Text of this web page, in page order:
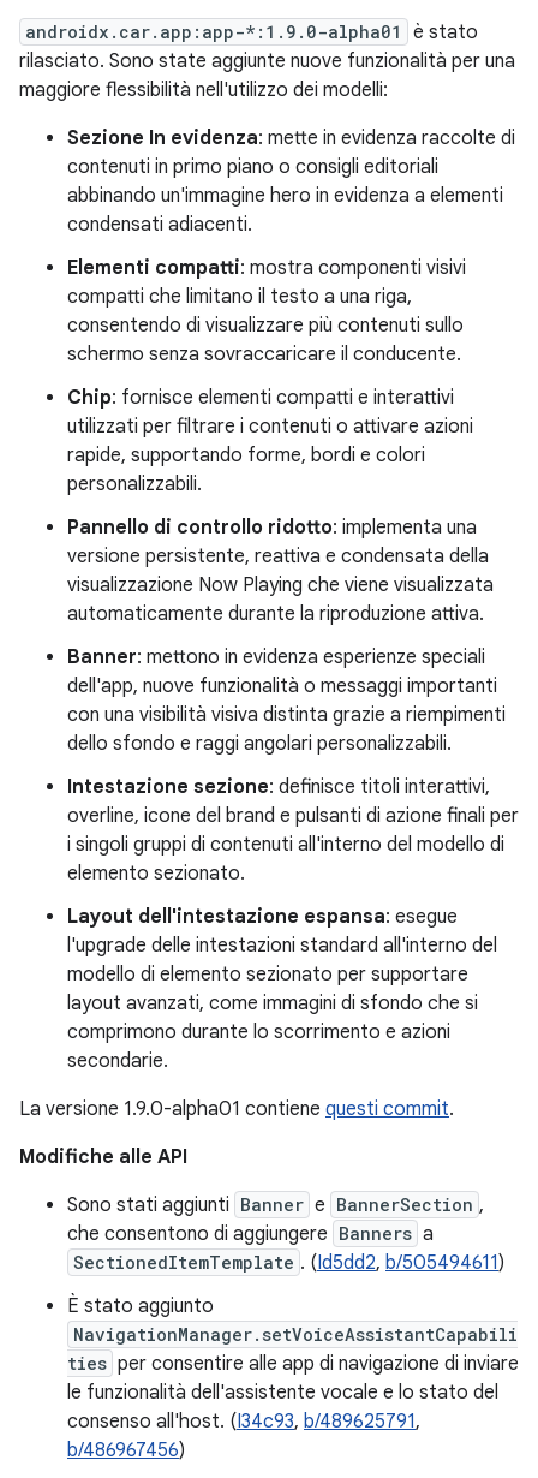
androidx.car.app:app-*:1.9.0-alpha01
è stato
rilasciato. Sono state aggiunte nuove funzionalità per una
maggiore flessibilità nell'utilizzo dei modelli:
Sezione In evidenza: mette in evidenza raccolte di
contenuti in primo piano o consigli editoriali
abbinando un'immagine hero in evidenza a elementi
condensati adiacenti.
Elementi compatti: mostra componenti visivi
compatti che limitano il testo a una riga,
consentendo di visualizzare più contenuti sullo
schermo senza sovraccaricare il conducente.
Chip: fornisce elementi compatti e interattivi
utilizzati per filtrare i contenuti o attivare azioni
rapide, supportando forme, bordi e colori
personalizzabili.
Pannello di controllo ridotto: implementa una
versione persistente, reattiva e condensata della
visualizzazione Now Playing che viene visualizzata
automaticamente durante la riproduzione attiva.
Banner: mettono in evidenza esperienze speciali
dell'app, nuove funzionalità o messaggi importanti
con una visibilità visiva distinta grazie a riempimenti
dello sfondo e raggi angolari personalizzabili.
Intestazione sezione: definisce titoli interattivi,
overline, icone del brand e pulsanti di azione finali per
i singoli gruppi di contenuti all'interno del modello di
elemento sezionato.
Layout dell'intestazione espansa: esegue
l'upgrade delle intestazioni standard all'interno del
modello di elemento sezionato per supportare
layout avanzati, come immagini di sfondo che si
comprimono durante lo scorrimento e azioni
secondarie.
La versione 1.9.0-alpha01 contiene questi commit.
Modifiche alle API
Sono stati aggiunti Banner e BannerSection ,
che consentono di aggiungere Banners a
SectionedItemTemplate . (Id5dd2, b/505494611)
È stato aggiunto
NavigationManager.setVoiceAssistantCapabili
ties per consentire alle app di navigazione di inviare
le funzionalità dell'assistente vocale e lo stato del
consenso all'host. (I34c93, b/489625791,
b/486967456)